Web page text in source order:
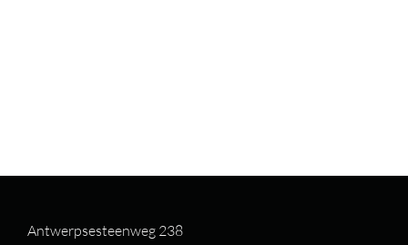
Antwerpsesteenweg 238